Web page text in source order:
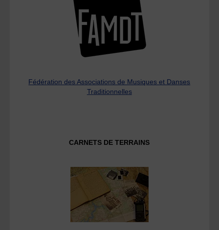
Fédération des Associations de Musiques et Danses
Traditionnelles
CARNETS DE TERRAINS